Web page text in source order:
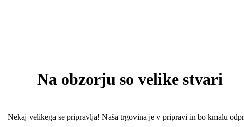
Na obzorju so velike stvari
Nekaj ​​velikega se pripravlja! Naša trgovina je v pripravi in ​​bo kmalu